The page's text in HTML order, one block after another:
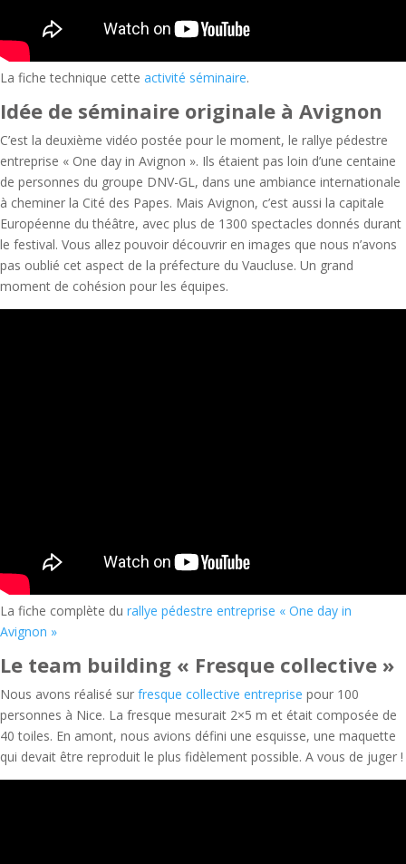
La fiche technique cette activité séminaire.
Idée de séminaire originale à Avignon
C’est la deuxième vidéo postée pour le moment, le rallye pédestre
entreprise « One day in Avignon ». Ils étaient pas loin d’une centaine
de personnes du groupe DNV-GL, dans une ambiance internationale
à cheminer la Cité des Papes. Mais Avignon, c’est aussi la capitale
Européenne du théâtre, avec plus de 1300 spectacles donnés durant
le festival. Vous allez pouvoir découvrir en images que nous n’avons
pas oublié cet aspect de la préfecture du Vaucluse. Un grand
moment de cohésion pour les équipes.
La fiche complète du rallye pédestre entreprise « One day in
Avignon »
Le team building « Fresque collective »
Nous avons réalisé sur fresque collective entreprise pour 100
personnes à Nice. La fresque mesurait 2×5 m et était composée de
40 toiles. En amont, nous avions défini une esquisse, une maquette
qui devait être reproduit le plus fidèlement possible. A vous de juger !